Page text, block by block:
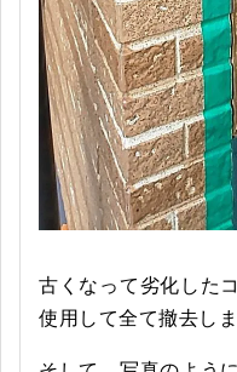
古くなって劣化した
使用して全て撤去しま